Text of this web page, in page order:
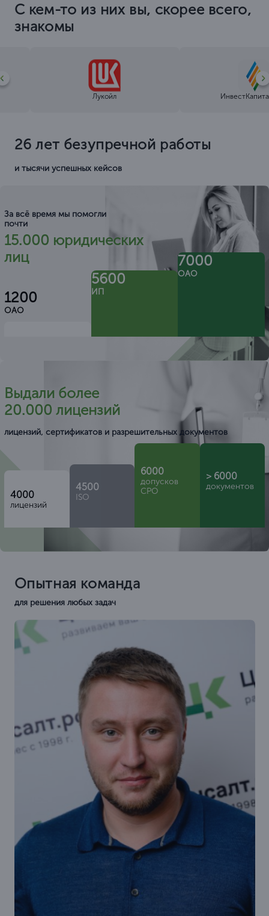
С кем-то из них вы, скорее всего,
знакомы
Лукойл
26 лет безупречной работы
и тысячи успешных кейсов
За всё время мы помогли
почти
15.000 юридических
лиц
1200
ОАО
5600
ИП
7000
ОАО
Выдали более
20.000 лицензий
лицензий, сертификатов и разрешительных документов
4000
лицензий
4500
ISO
6000
допусков
СРО
> 6000
документов
Опытная команда
для решения любых задач